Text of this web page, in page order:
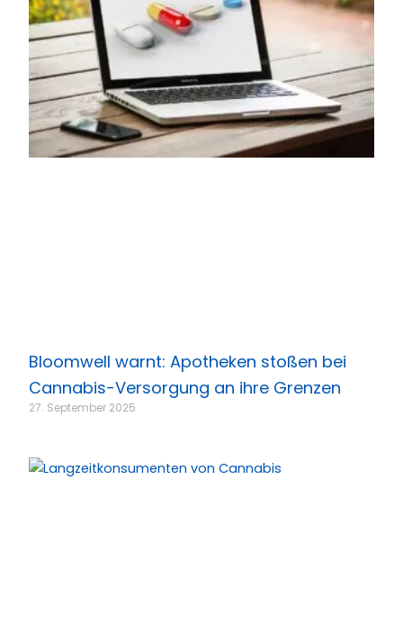
Bloomwell warnt: Apotheken stoßen bei
Cannabis-Versorgung an ihre Grenzen
27. September 2025